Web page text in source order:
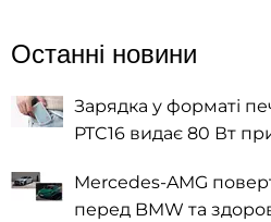
Останні новини
Зарядка у форматі
PTC16 видає 80 Вт
Mercedes-AMG
перед BMW та